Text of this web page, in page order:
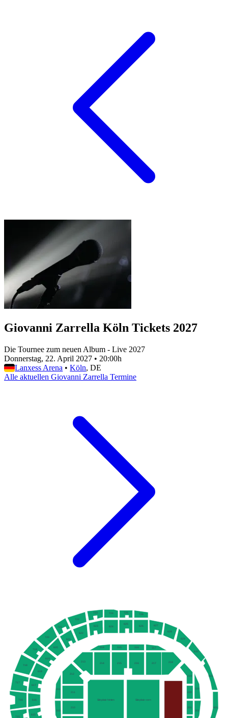
Giovanni Zarrella Köln Tickets 2027
Die Tournee zum neuen Album - Live 2027
Donnerstag, 22. April 2027 • 20:00h
Lanxess Arena • Köln, DE
Alle aktuellen Giovanni Zarrella Termine
726
725
724
723
722
721
720
719
718
717
716
715
631
630
629
628
627
626
625
624
623
622
621
620
619
618
617
616
615
601
317
316
315
314
320
311
310 301
220
219
218
217
216
215
214
213
212
211
210 201
Sitzplatz hinten Sitzplatz vorn